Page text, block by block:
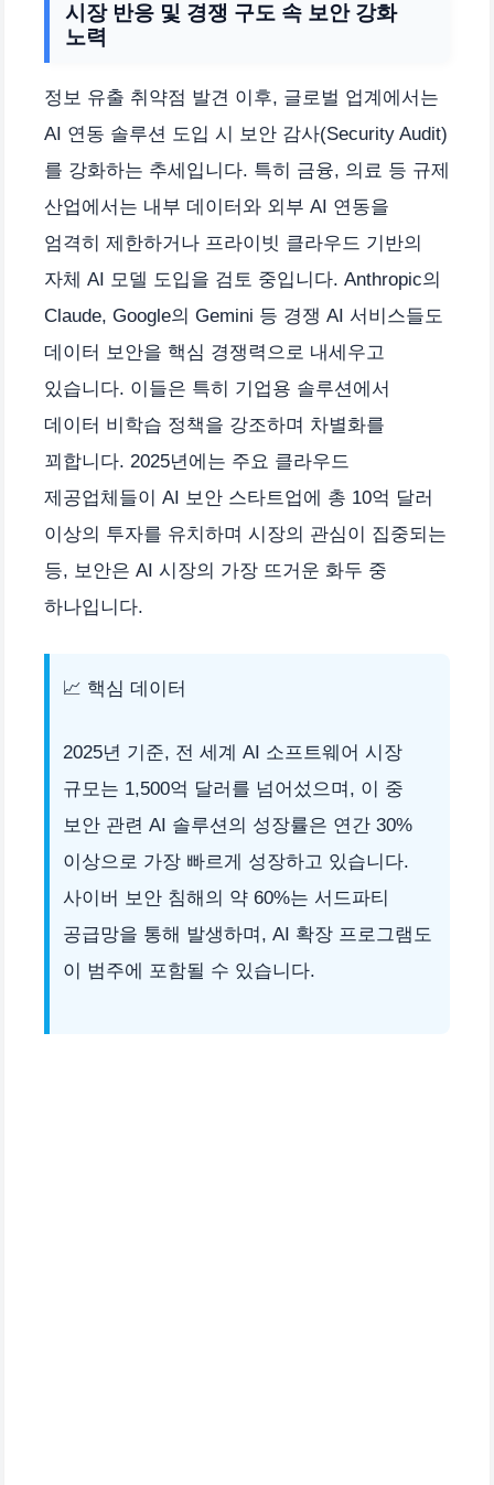
시장 반응 및 경쟁 구도 속 보안 강화
노력
정보 유출 취약점 발견 이후, 글로벌 업계에서는
AI 연동 솔루션 도입 시 보안 감사(Security Audit)
를 강화하는 추세입니다. 특히 금융, 의료 등 규제
산업에서는 내부 데이터와 외부 AI 연동을
엄격히 제한하거나 프라이빗 클라우드 기반의
자체 AI 모델 도입을 검토 중입니다. Anthropic의
Claude, Google의 Gemini 등 경쟁 AI 서비스들도
데이터 보안을 핵심 경쟁력으로 내세우고
있습니다. 이들은 특히 기업용 솔루션에서
데이터 비학습 정책을 강조하며 차별화를
꾀합니다. 2025년에는 주요 클라우드
제공업체들이 AI 보안 스타트업에 총 10억 달러
이상의 투자를 유치하며 시장의 관심이 집중되는
등, 보안은 AI 시장의 가장 뜨거운 화두 중
하나입니다.
📈 핵심 데이터
2025년 기준, 전 세계 AI 소프트웨어 시장
규모는 1,500억 달러를 넘어섰으며, 이 중
보안 관련 AI 솔루션의 성장률은 연간 30%
이상으로 가장 빠르게 성장하고 있습니다.
사이버 보안 침해의 약 60%는 서드파티
공급망을 통해 발생하며, AI 확장 프로그램도
이 범주에 포함될 수 있습니다.